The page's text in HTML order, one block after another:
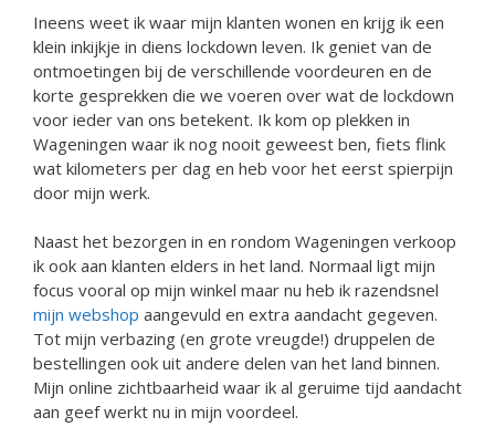
Ineens weet ik waar mijn klanten wonen en krijg ik een
klein inkijkje in diens lockdown leven. Ik geniet van de
ontmoetingen bij de verschillende voordeuren en de
korte gesprekken die we voeren over wat de lockdown
voor ieder van ons betekent. Ik kom op plekken in
Wageningen waar ik nog nooit geweest ben, fiets flink
wat kilometers per dag en heb voor het eerst spierpijn
door mijn werk.
Naast het bezorgen in en rondom Wageningen verkoop
ik ook aan klanten elders in het land. Normaal ligt mijn
focus vooral op mijn winkel maar nu heb ik razendsnel
mijn webshop aangevuld en extra aandacht gegeven.
Tot mijn verbazing (en grote vreugde!) druppelen de
bestellingen ook uit andere delen van het land binnen.
Mijn online zichtbaarheid waar ik al geruime tijd aandacht
aan geef werkt nu in mijn voordeel.